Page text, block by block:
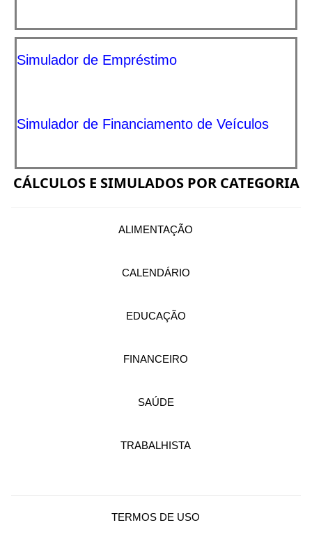
Simulador de Empréstimo
Simulador de Financiamento de Veículos
CÁLCULOS E SIMULADOS POR CATEGORIA
ALIMENTAÇÃO
CALENDÁRIO
EDUCAÇÃO
FINANCEIRO
SAÚDE
TRABALHISTA
TERMOS DE USO